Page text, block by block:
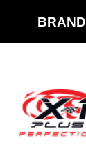
BRAND